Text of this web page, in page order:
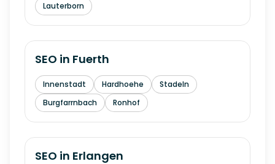
Lauterborn
SEO in Fuerth
Innenstadt Hardhoehe
Stadeln
Burgfarrnbach
Ronhof
SEO in Erlangen